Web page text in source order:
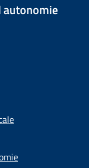
autonomie